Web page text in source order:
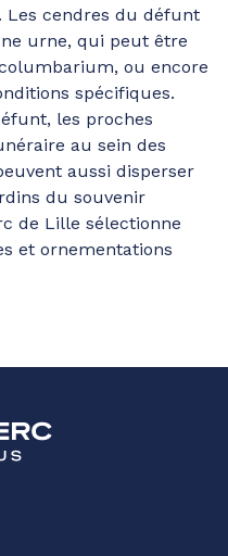
Les cendres du défunt
urne, qui peut être
ou encore
spécifiques.
les proches
au sein des
aussi disperser
du souvenir
de Lille sélectionne
et ornementations